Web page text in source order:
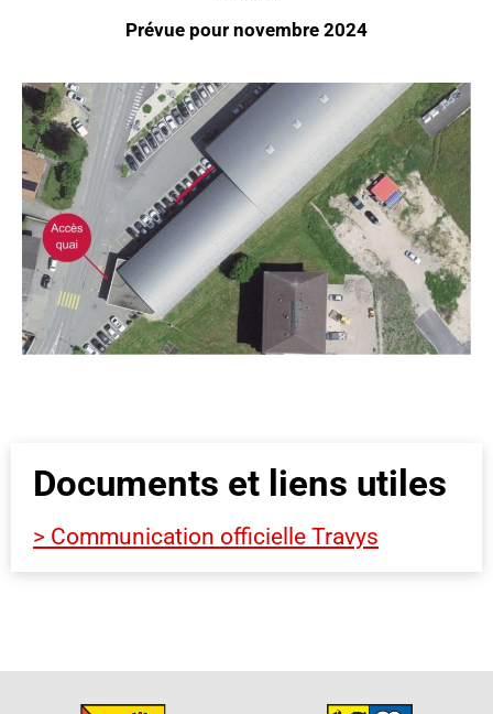
Prévue pour novembre 2024
Documents et liens utiles
> Communication officielle Travys